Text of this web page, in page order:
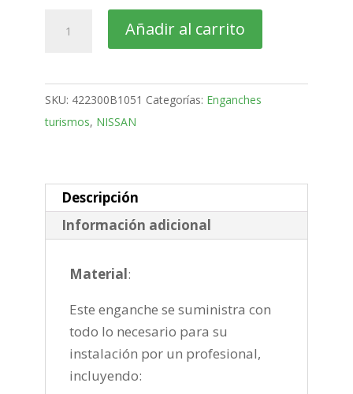
Micra
Bola
fija
de
cantidad
Añadir al carrito
SKU: 422300B1051 Categorías: Enganches
turismos, NISSAN
Descripción
Información adicional
Material:
Este enganche se suministra con
todo lo necesario para su
instalación por un profesional,
incluyendo: